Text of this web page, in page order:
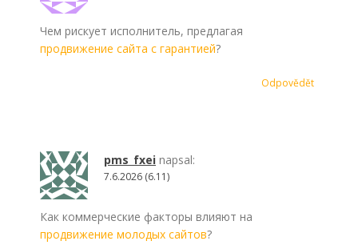
Чем рискует исполнитель, предлагая
продвижение сайта с гарантией?
Odpovědět
pms_fxei napsal:
7.6.2026 (6.11)
Как коммерческие факторы влияют на
продвижение молодых сайтов?